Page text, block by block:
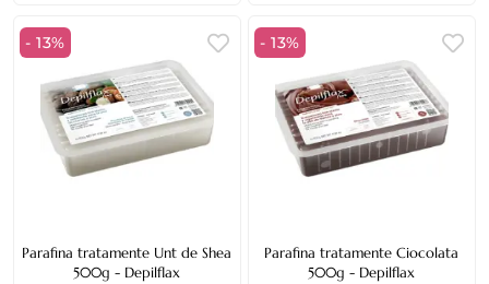
- 13%
Parafina tratamente Unt de Shea
500g - Depilflax
- 13%
Parafina tratamente Ciocolata
500g - Depilflax